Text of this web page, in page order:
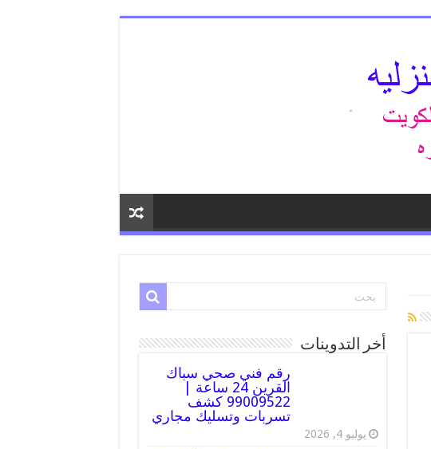
أخر التدوينات
رقم فني صحي سباك
القرين 24 ساعة |
99009522 كشف
تسربات وتسليك مجاري
يوليو 4, 2026